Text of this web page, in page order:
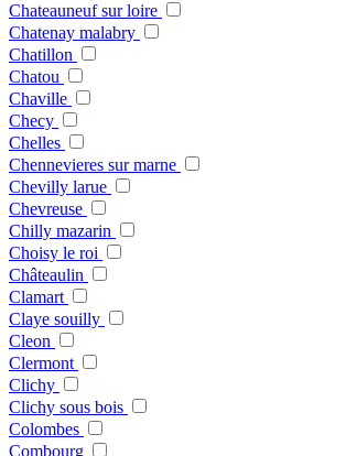
Chateauneuf sur loire
Chatenay malabry
Chatillon
Chatou
Chaville
Checy
Chelles
Chennevieres sur marne
Chevilly larue
Chevreuse
Chilly mazarin
Choisy le roi
Châteaulin
Clamart
Claye souilly
Cleon
Clermont
Clichy
Clichy sous bois
Colombes
Combourg